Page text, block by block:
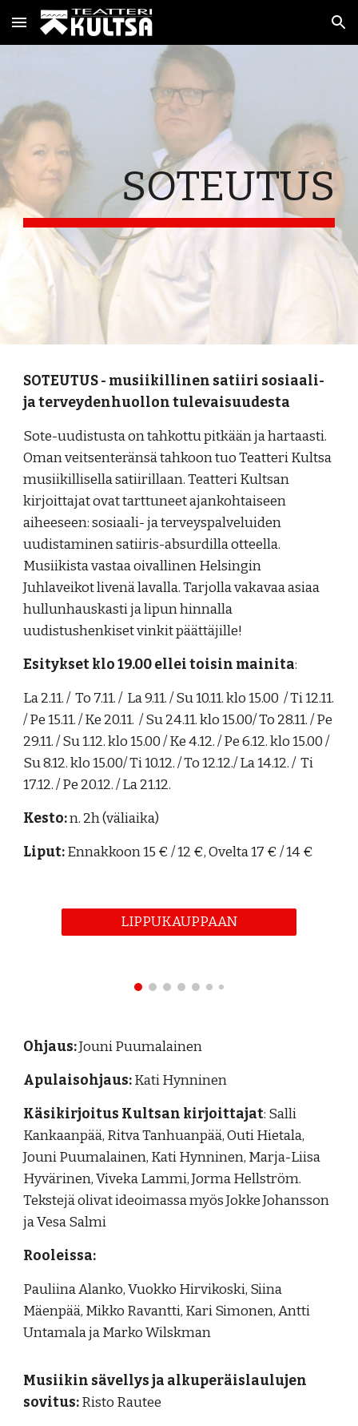
Skip to main content Skip to navigation
SOTEUTUS
SOTEUTUS - musiikillinen satiiri sosiaali-
ja terveydenhuollon tulevaisuudesta
Sote-uudistusta on tahkottu pitkään ja hartaasti.
Oman veitsenteränsä tahkoon tuo Teatteri Kultsa
musiikillisella satiirillaan. Teatteri Kultsan
kirjoittajat ovat tarttuneet ajankohtaiseen
aiheeseen: sosiaali- ja terveyspalveluiden
uudistaminen satiiris-absurdilla otteella.
Musiikista vastaa oivallinen Helsingin
Juhlaveikot livenä lavalla. Tarjolla vakavaa asiaa
hullunhauskasti ja lipun hinnalla
uudistushenkiset vinkit päättäjille!
Esitykset klo 19.00 ellei toisin mainita:
La 2.11. / To 7.11. / La 9.11. / Su 10.11. klo 15.00 / Ti 12.11.
/ Pe 15.11. / Ke 20.11. / Su 24.11. klo 15.00/ To 28.11. / Pe
29.11. / Su 1.12. klo 15.00 / Ke 4.12. / Pe 6.12. klo 15.00 /
Su 8.12. klo 15.00/ Ti 10.12. / To 12.12./ La 14.12. / Ti
17.12. / Pe 20.12. / La 21.12.
Kesto:n. 2h (väliaika)
Liput:Ennakkoon 15 € / 12 €, Ovelta 17 € / 14 €
LIPPUKAUPPAAN
Ohjaus:Jouni Puumalainen
Apulaisohjaus:Kati Hynninen
Käsikirjoitus Kultsan kirjoittajat: Salli
Kankaanpää, Ritva Tanhuanpää, Outi Hietala,
Jouni Puumalainen, Kati Hynninen, Marja-Liisa
Hyvärinen, Viveka Lammi, Jorma Hellström.
Tekstejä olivat ideoimassa myös Jokke Johansson
ja Vesa Salmi
Rooleissa:
Pauliina Alanko, Vuokko Hirvikoski, Siina
Mäenpää, Mikko Ravantti, Kari Simonen, Antti
Untamala ja Marko Wilskman
Musiikin sävellys ja alkuperäislaulujen
sovitus:Risto Rautee